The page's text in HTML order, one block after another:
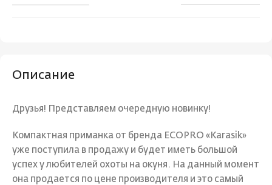
Описание
Друзья! Представляем очередную новинку!
Компактная приманка от бренда ECOPRO «Karasik»
уже поступила в продажу и будет иметь большой
успех у любителей охоты на окуня. На данный момент
она продается по цене производителя и это самый